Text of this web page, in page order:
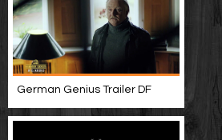
German Genius Trailer DF